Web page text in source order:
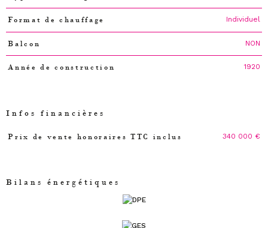
Format de chauffage Individuel
Balcon NON
Année de construction 1920
Infos financières
Caractéristiques Valeurs
Prix de vente honoraires TTC inclus 340 000 €
Bilans énergétiques